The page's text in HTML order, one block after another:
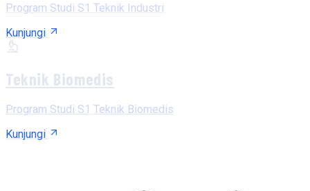
Program Studi S1 Teknik Industri
Kunjungi
Teknik Biomedis
Program Studi S1 Teknik Biomedis
Kunjungi